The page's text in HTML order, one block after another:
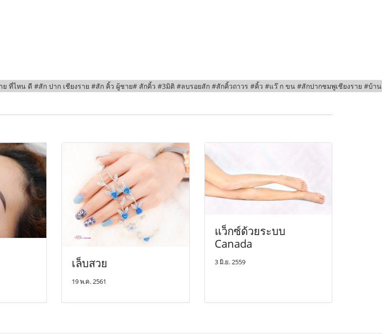
ที่ไหน ดี #สัก ปาก เชียงราย #สัก คิ้ว ผู้ชาย# สักคิ้ว #3มิติ #ลบรอยสัก #สักคิ้วถาวร #คิ้ว #แว๊ ก ขน #สักปากชมพูเชียงราย #บ้า
เล็บสวย
19 พ.ค. 2561
แว็กซ์ด้วยระบบ
Canada
3 มิ.ย. 2559